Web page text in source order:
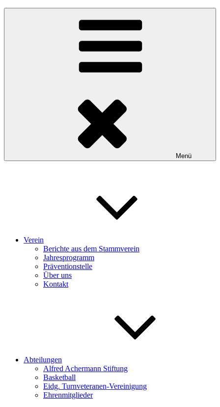
Menü
Verein
Berichte aus dem Stammverein
Jahresprogramm
Präventionstelle
Über uns
Kontakt
Abteilungen
Alfred Achermann Stiftung
Basketball
Eidg. Turnveteranen-Vereinigung
Ehrenmitglieder